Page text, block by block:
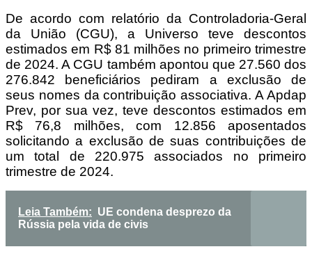
De acordo com relatório da Controladoria-Geral
da União (CGU), a Universo teve descontos
estimados em R$ 81 milhões no primeiro trimestre
de 2024. A CGU também apontou que 27.560 dos
276.842 beneficiários pediram a exclusão de
seus nomes da contribuição associativa. A Apdap
Prev, por sua vez, teve descontos estimados em
R$ 76,8 milhões, com 12.856 aposentados
solicitando a exclusão de suas contribuições de
um total de 220.975 associados no primeiro
trimestre de 2024.
Leia Também: UE condena desprezo da
Rússia pela vida de civis